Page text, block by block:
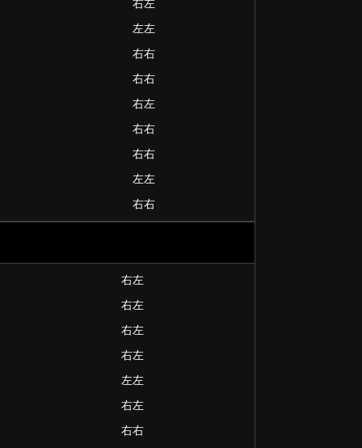
右左
左左
右右
右右
右左
右右
右右
左左
右右
右左
右左
右左
右左
左左
右左
右右